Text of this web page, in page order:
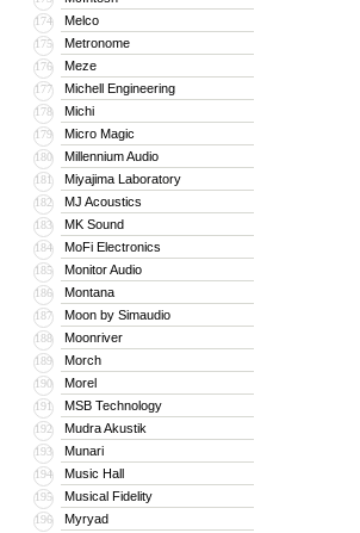
174 Melco
175 Metronome
176 Meze
177 Michell Engineering
178 Michi
179 Micro Magic
180 Millennium Audio
181 Miyajima Laboratory
182 MJ Acoustics
183 MK Sound
184 MoFi Electronics
185 Monitor Audio
186 Montana
187 Moon by Simaudio
188 Moonriver
189 Morch
190 Morel
191 MSB Technology
192 Mudra Akustik
193 Munari
194 Music Hall
195 Musical Fidelity
196 Myryad